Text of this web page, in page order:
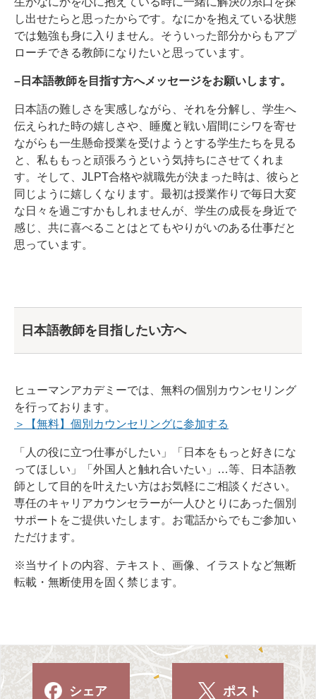
し出せたらと思ったからです。なにかを抱えている状態
では勉強も身に入りません。そういった部分からもアプ
ローチできる教師になりたいと思っています。
–日本語教師を目指す方へメッセージをお願いします。
日本語の難しさを実感しながら、それを分解し、学生へ
伝えられた時の嬉しさや、睡魔と戦い眉間にシワを寄せ
ながらも一生懸命授業を受けようとする学生たちを見る
と、私ももっと頑張ろうという気持ちにさせてくれま
す。そして、JLPT合格や就職先が決まった時は、彼らと
同じように嬉しくなります。最初は授業作りで毎日大変
な日々を過ごすかもしれませんが、学生の成長を身近で
感じ、共に喜べることはとてもやりがいのある仕事だと
思っています。
日本語教師を目指したい方へ
ヒューマンアカデミーでは、無料の個別カウンセリング
を行っております。
＞【無料】個別カウンセリングに参加する
「人の役に立つ仕事がしたい」「日本をもっと好きにな
ってほしい」「外国人と触れ合いたい」…等、日本語教
師として目的を叶えたい方はお気軽にご相談ください。
専任のキャリアカウンセラーが一人ひとりにあった個別
サポートをご提供いたします。お電話からでもご参加い
ただけます。
※当サイトの内容、テキスト、画像、イラストなど無断
転載・無断使用を固く禁じます。
シェア ポスト